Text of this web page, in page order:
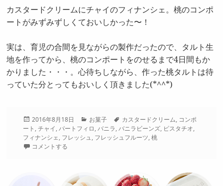
カスタードクリームにチャイのフィナンシェ。桃のコンポ
ートがみずみずしくておいしかった〜！
実は、育児の合間を見ながらの製作だったので、タルト生
地を作ってから、桃のコンポートをのせるまで4日間もか
かりました・・・。心待ちしながら、作った桃タルトは待
っていた分とってもおいしく頂きました(*^^*)
投
稿
日:
2016年8月18日
カ
テ
ゴ
お菓子
タ
グ
カスタードクリーム, コンポ
ート ,チャイ,パートフィロ,バニラ,バニラビーンズ, ピスタチオ,
フィナンシェ, フレッシュ, フレッシュフルーツ,桃
コメントする